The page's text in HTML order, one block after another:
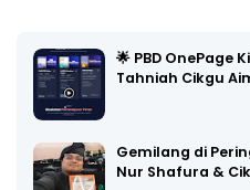
🌟 PBD OnePage
Tahniah Cikgu
Gemilang di
Nur Shafura &